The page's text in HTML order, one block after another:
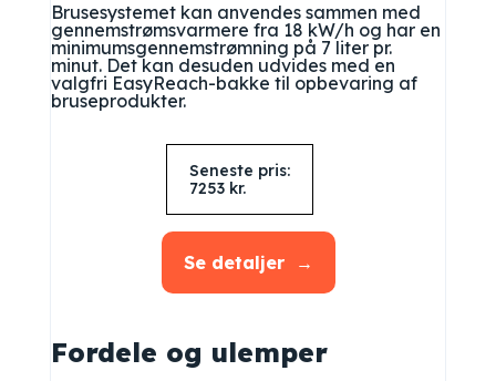
Brusesystemet kan anvendes sammen med
gennemstrømsvarmere fra 18 kW/h og har en
minimumsgennemstrømning på 7 liter pr.
minut. Det kan desuden udvides med en
valgfri EasyReach-bakke til opbevaring af
bruseprodukter.
Fordele og ulemper
Seneste pris:
7253 kr.
Se detaljer